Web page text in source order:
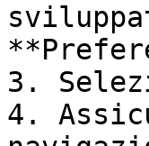
3.
4.